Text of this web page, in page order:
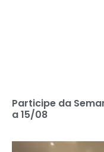
Participe da
a 15/08